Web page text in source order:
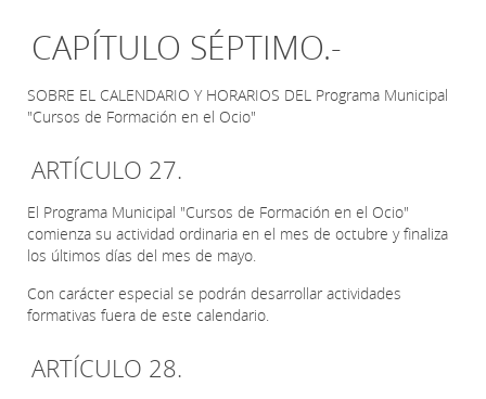
CAPÍTULO SÉPTIMO.-
SOBRE EL CALENDARIO Y HORARIOS DEL Programa Municipal
"Cursos de Formación en el Ocio"
ARTÍCULO 27.
El Programa Municipal "Cursos de Formación en el Ocio"
comienza su actividad ordinaria en el mes de octubre y finaliza
los últimos días del mes de mayo.
Con carácter especial se podrán desarrollar actividades
formativas fuera de este calendario.
ARTÍCULO 28.